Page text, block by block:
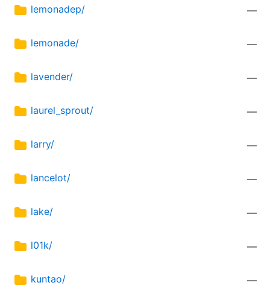
lemonadep/ —
lemonade/ —
lavender/ —
laurel_sprout/ —
larry/ —
lancelot/ —
lake/ —
l01k/ —
kuntao/ —